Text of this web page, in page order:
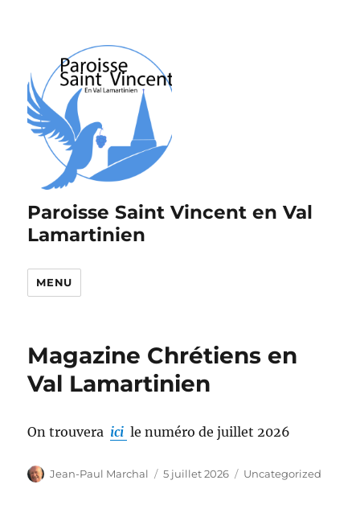
Paroisse Saint Vincent en Val
Lamartinien
MENU
Magazine Chrétiens en
Val Lamartinien
On trouvera ici le numéro de juillet 2026
Auteur
Jean-Paul Marchal
Publié
5 juillet 2026 Catégories
Uncategorized